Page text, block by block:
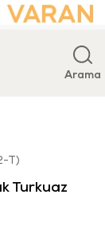
Arama
T)
Turkuaz